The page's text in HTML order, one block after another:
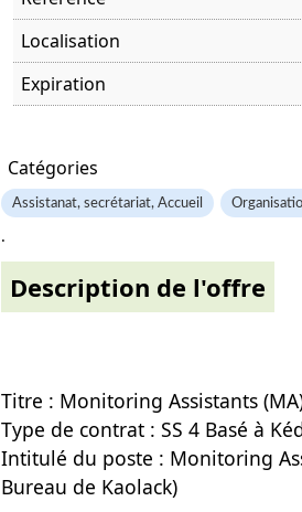
Localisation
Expiration
Catégories
Assistanat, secrétariat, Accueil
.
Description de l'offre
Titre : Monitoring Assistants
Type de contrat : SS 4 Basé à
Intitulé du poste : Monitoring
Bureau de Kaolack)